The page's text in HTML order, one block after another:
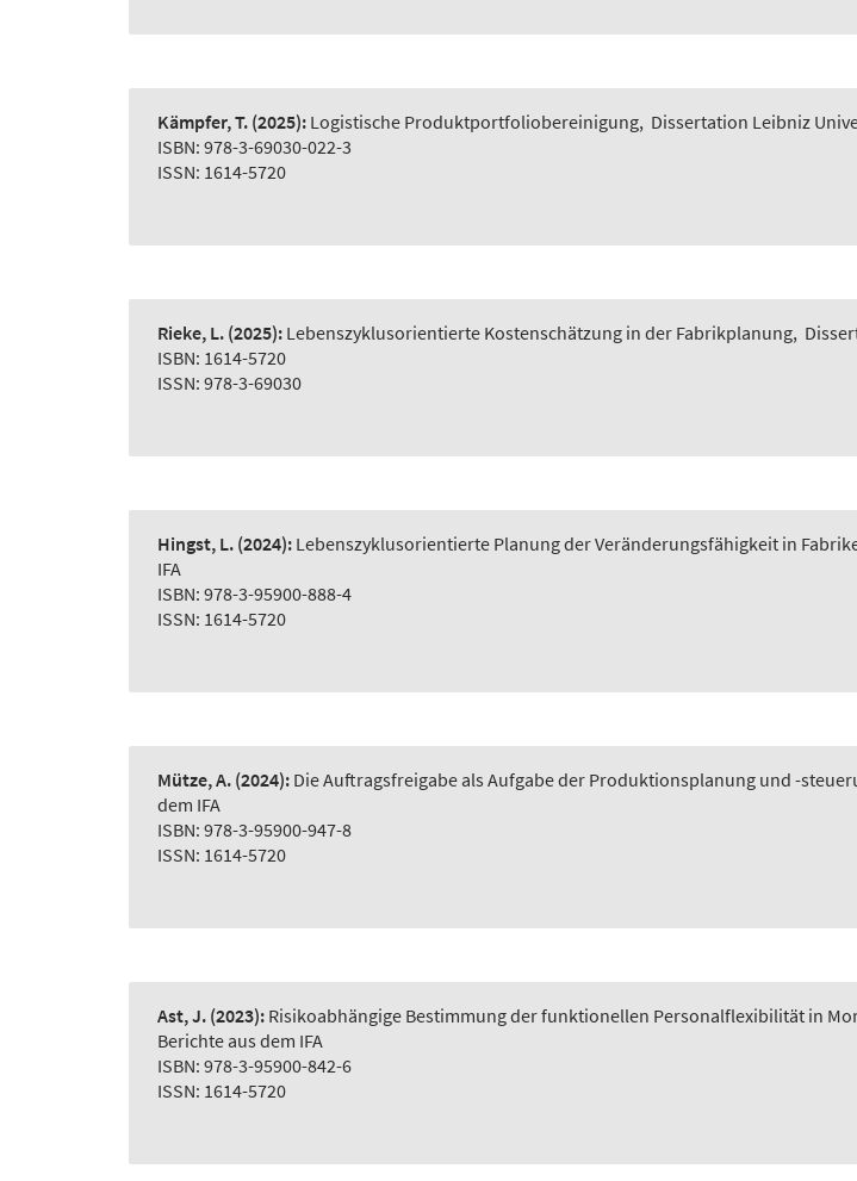
Kämpfer, T. (2025): Logistische Produktportfoliobereinigung, Dissertation Leibniz
ISBN: 978-3-69030-022-3
ISSN: 1614-5720
Rieke, L. (2025): Lebenszyklusorientierte Kostenschätzung in der Fabrikplanung,
ISBN: 1614-5720
ISSN: 978-3-69030
Hingst, L. (2024): Lebenszyklusorientierte Planung der Veränderungsfähigkeit in
IFA
ISBN: 978-3-95900-888-4
ISSN: 1614-5720
Mütze, A. (2024): Die Auftragsfreigabe als Aufgabe der Produktionsplanung und -
dem IFA
ISBN: 978-3-95900-947-8
ISSN: 1614-5720
Ast, J. (2023): Risikoabhängige Bestimmung der funktionellen Personalflexibilität in
Berichte aus dem IFA
ISBN: 978-3-95900-842-6
ISSN: 1614-5720